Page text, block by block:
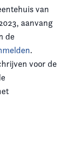
van
aanvang
de
.
voor de